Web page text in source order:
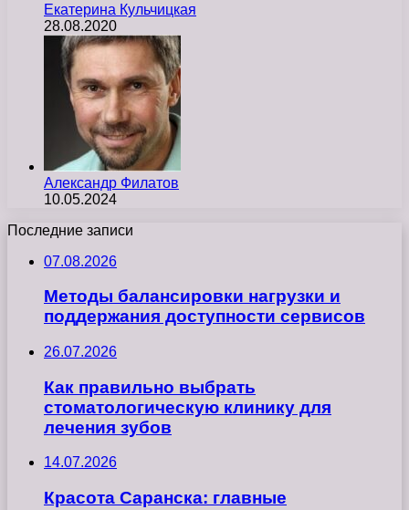
Екатерина Кульчицкая
28.08.2020
Александр Филатов
10.05.2024
Последние записи
07.08.2026
Методы балансировки нагрузки и
поддержания доступности сервисов
26.07.2026
Как правильно выбрать
стоматологическую клинику для
лечения зубов
14.07.2026
Красота Саранска: главные